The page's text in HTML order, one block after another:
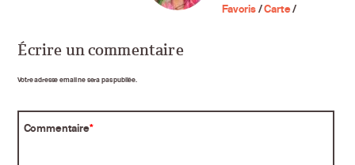
Favoris/Carte/
Écrire un commentaire
Votre adresse email ne sera pas publiée.
Commentaire*